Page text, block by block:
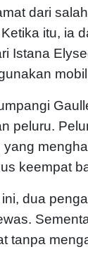
dari
itu, ia
Istana
peluru.
keempat
dua
tanpa